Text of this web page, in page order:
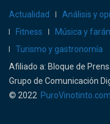
Actualidad Análisis y
Fitness
Música y
Turismo y gastronomía
Afiliado a: Bloque de
Grupo de Comunicación
© 2022 PuroVinotinto.com